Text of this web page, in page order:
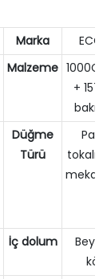
Marka
Malzeme 1000G
+
bakır
Düğme
Türü
tokalı
İç dolum